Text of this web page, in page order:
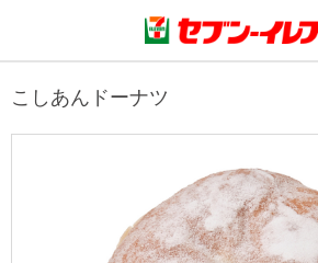
商品のご案内
こしあんドーナツ